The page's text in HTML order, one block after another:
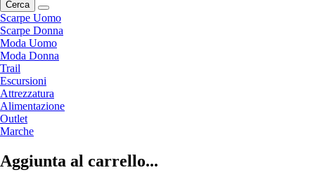
Cerca
Scarpe Uomo
Scarpe Donna
Moda Uomo
Moda Donna
Trail
Escursioni
Attrezzatura
Alimentazione
Outlet
Marche
Aggiunta al carrello...